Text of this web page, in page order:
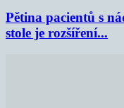
Pětina pacientů s
stole je rozšíření...